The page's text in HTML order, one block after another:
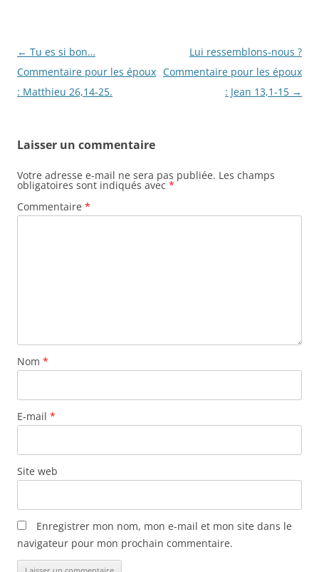
Navigation
des
articles
← Tu es si bon…
Commentaire pour les époux
: Matthieu 26,14-25.
Lui ressemblons-nous ?
Commentaire pour les époux
: Jean 13,1-15 →
Laisser un commentaire
Votre adresse e-mail ne sera pas publiée. Les champs
obligatoires sont indiqués avec *
Commentaire *
Nom *
E-mail *
Site web
Enregistrer mon nom, mon e-mail et mon site dans le
navigateur pour mon prochain commentaire.